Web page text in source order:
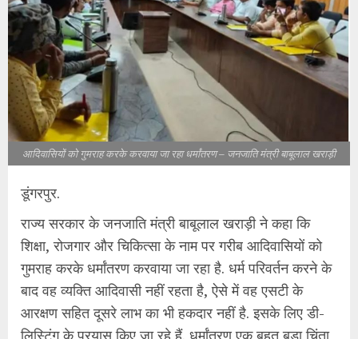
आदिवासियों को गुमराह करके करवाया जा रहा धर्मांतरण – जनजाति मंत्री बाबूलाल खराड़ी
डूंगरपुर.
राज्य सरकार के जनजाति मंत्री बाबूलाल खराड़ी ने कहा कि
शिक्षा, रोजगार और चिकित्सा के नाम पर गरीब आदिवासियों को
गुमराह करके धर्मांतरण करवाया जा रहा है. धर्म परिवर्तन करने के
बाद वह व्यक्ति आदिवासी नहीं रहता है, ऐसे में वह एसटी के
आरक्षण सहित दूसरे लाभ का भी हकदार नहीं है. इसके लिए डी-
लिस्टिंग के प्रयास किए जा रहे हैं. धर्मांतरण एक बहुत बड़ा चिंता